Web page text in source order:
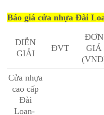
Báo giá cửa nhựa Đài
DIỄN
GIẢI
ĐVT
ĐƠN
GIÁ
Cửa nhựa
cao cấp
Đài
Loan-